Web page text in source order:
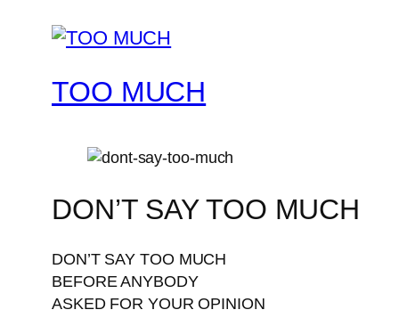
TOO MUCH
DON’T SAY TOO MUCH
DON’T SAY TOO MUCH
BEFORE ANYBODY
ASKED FOR YOUR OPINION